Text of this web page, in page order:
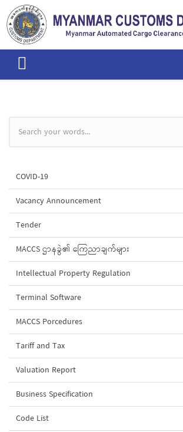
Skip to main content
Search form
COVID-19
Vacancy Announcement
Tender
MACCS ဌာနခွဲ၏ ကြေညာချက်များ
Intellectual Property Regulation
Terminal Software
MACCS Porcedures
Tariff and Tax
Valuation Report
Business Specification
Code List